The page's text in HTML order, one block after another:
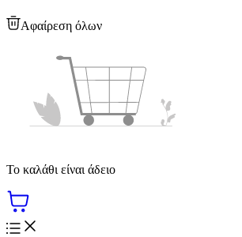
Αφαίρεση όλων
Το καλάθι είναι άδειο